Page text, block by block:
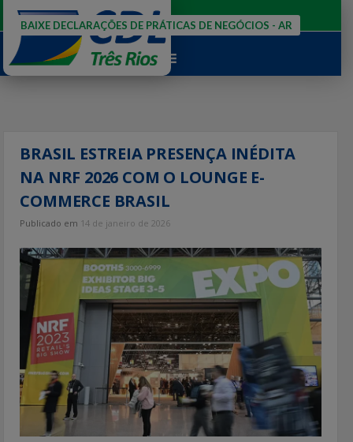
para
conteúdo
BAIXE DECLARAÇÕES DE PRÁTICAS DE NEGÓCIOS - AR
BRASIL ESTREIA PRESENÇA INÉDITA
NA NRF 2026 COM O LOUNGE E-
COMMERCE BRASIL
Publicado em 14 de janeiro de 2026